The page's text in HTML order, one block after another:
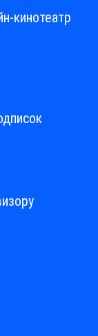
кинотеатр